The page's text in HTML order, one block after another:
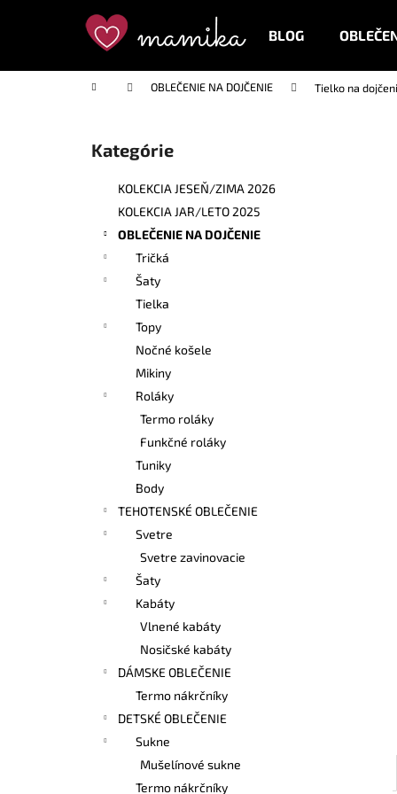
BLOG
Domov OBLEČENIE NA DOJČENIE Tielko na
Preskočiť
kategórie
Kategórie
KOLEKCIA JESEŇ/ZIMA 2026
KOLEKCIA JAR/LETO 2025
OBLEČENIE NA DOJČENIE
Tričká
Šaty
Tielka
Topy
Nočné košele
Mikiny
Roláky
Termo roláky
Funkčné roláky
Tuniky
Body
TEHOTENSKÉ OBLEČENIE
Svetre
Svetre zavinovacie
Šaty
Kabáty
Vlnené kabáty
Nosičské kabáty
DÁMSKE OBLEČENIE
Termo nákrčníky
DETSKÉ OBLEČENIE
Sukne
Mušelínové sukne
Termo nákrčníky
í
do
do
BAMBUSOVÉ TIELKO NA DOJČENIE
€42,90